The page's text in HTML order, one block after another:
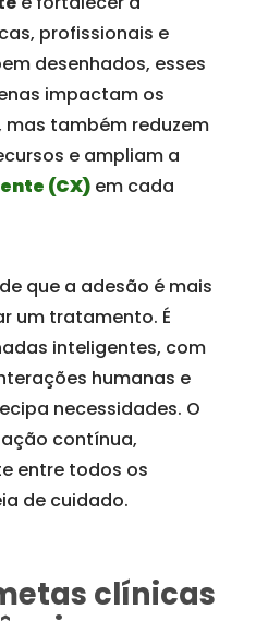
profissionais e
desenhados, esses
impactam os
também reduzem
e ampliam a
(CX)em cada
que a adesão é mais
um tratamento. É
inteligentes, com
humanas e
necessidades. O
contínua,
entre todos os
de cuidado.
clínicas